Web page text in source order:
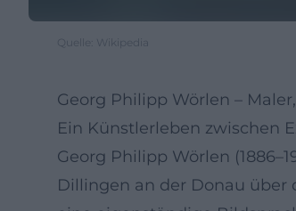
Quelle: Wikipedia
Georg Philipp Wörlen –
Ein Künstlerleben zwischen
Georg Philipp Wörlen
Dillingen an der Donau über